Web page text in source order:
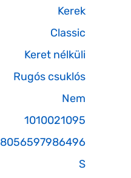
Kerek
Classic
Keret nélküli
Rugós csuklós
Nem
1010021095
8056597986496
S